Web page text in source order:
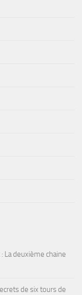
La deuxième chaine
de six tours de